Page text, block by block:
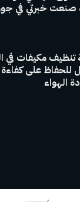
صنعت خبرتي في
تنظيف مكيفات في
للحفاظ على كفاءة
الهواء